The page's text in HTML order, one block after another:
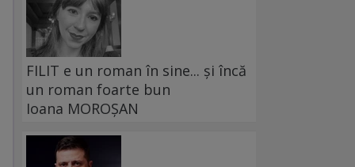
FILIT e un roman în sine... și încă
un roman foarte bun
Ioana MOROȘAN